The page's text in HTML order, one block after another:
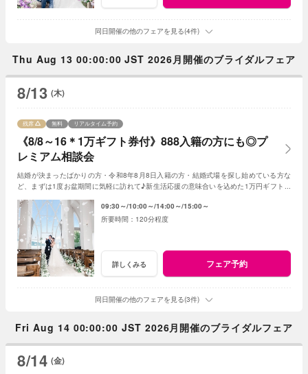
同日開催の他のフェアを見る(4件)
Thu Aug 13 00:00:00 JST 2026月開催のブライダルフェア
8/13 (木)
《8/8～16＊1万ギフト券付》888入籍の方にも◎プ
レミアム相談会
残席 無料 リアルタイム予約
結婚が決まったばかりの方・令和8年8月8日入籍の方・結婚式場を探し始めている方な
ど、まずは1度お盆期間に気軽に訪れて♪新生活応援の意味合いを込めた1万円ギフト券
09:30～ 10:00～ 14:00～ 15:00～
120分程度
詳しくみる フェア予約
同日開催の他のフェアを見る(3件)
Fri Aug 14 00:00:00 JST 2026月開催のブライダルフェア
8/14 (金)